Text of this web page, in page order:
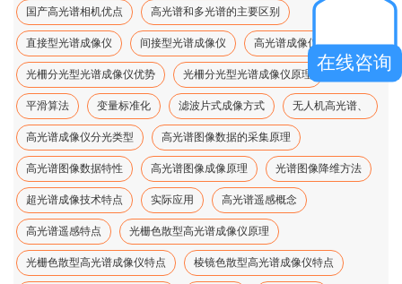
国产高光谱相机优点 高光谱和多光谱的主要区别
直接型光谱成像仪 间接型光谱成像仪 高光谱成像仪光谱分辨率
光柵分光型光谱成像仪优势 光柵分光型光谱成像仪原理
平滑算法 变量标准化 滤波片式成像方式 无人机高光谱、
高光谱成像仪分光类型 高光谱图像数据的采集原理
高光谱图像数据特性 高光谱图像成像原理 光谱图像降维方法
超光谱成像技术特点 实际应用 高光谱遥感概念
高光谱遥感特点 光栅色散型高光谱成像仪原理
光栅色散型高光谱成像仪特点 棱镜色散型高光谱成像仪特点
在线咨询